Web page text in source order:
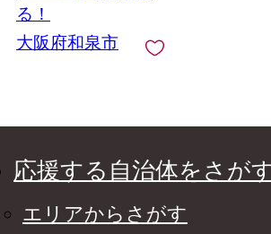
る！
大阪府和泉市
応援する自治体をさが
エリアからさがす